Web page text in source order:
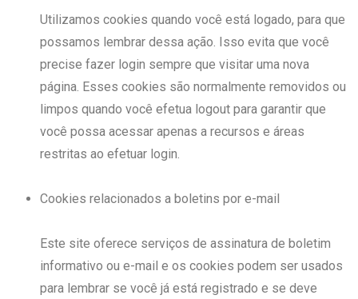
Utilizamos cookies quando você está logado, para que
possamos lembrar dessa ação. Isso evita que você
precise fazer login sempre que visitar uma nova
página. Esses cookies são normalmente removidos ou
limpos quando você efetua logout para garantir que
você possa acessar apenas a recursos e áreas
restritas ao efetuar login.
Cookies relacionados a boletins por e-mail
Este site oferece serviços de assinatura de boletim
informativo ou e-mail e os cookies podem ser usados ​​
para lembrar se você já está registrado e se deve